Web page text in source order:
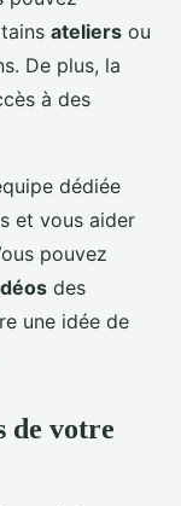
ateliers ou
De plus, la
à des
dédiée
et vous aider
pouvez
des
une idée de
de votre